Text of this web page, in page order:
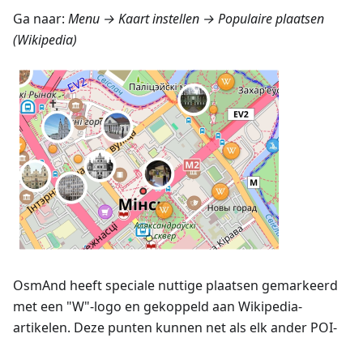
Ga naar: Menu → Kaart instellen → Populaire plaatsen
(Wikipedia)
OsmAnd heeft speciale nuttige plaatsen gemarkeerd
met een "W"-logo en gekoppeld aan Wikipedia-
artikelen. Deze punten kunnen net als elk ander POI-